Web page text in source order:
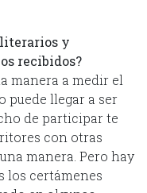
literarios y
recibidos?
manera a medir el
puede llegar a ser
de participar te
con otras
manera. Pero hay
los certámenes